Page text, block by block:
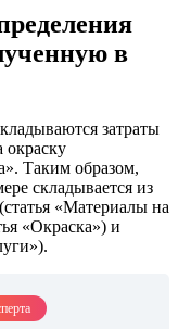
в
затраты
Таким образом,
складывается из
«Материалы на
«Окраска») и